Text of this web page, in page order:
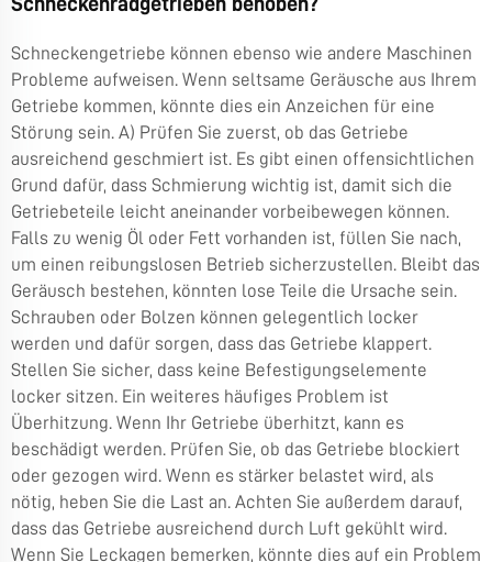
Schneckengetriebe können ebenso wie andere Maschinen
Probleme aufweisen. Wenn seltsame Geräusche aus Ihrem
Getriebe kommen, könnte dies ein Anzeichen für eine
Störung sein. A) Prüfen Sie zuerst, ob das Getriebe
ausreichend geschmiert ist. Es gibt einen offensichtlichen
Grund dafür, dass Schmierung wichtig ist, damit sich die
Getriebeteile leicht aneinander vorbeibewegen können.
Falls zu wenig Öl oder Fett vorhanden ist, füllen Sie nach,
um einen reibungslosen Betrieb sicherzustellen. Bleibt das
Geräusch bestehen, könnten lose Teile die Ursache sein.
Schrauben oder Bolzen können gelegentlich locker
werden und dafür sorgen, dass das Getriebe klappert.
Stellen Sie sicher, dass keine Befestigungselemente
locker sitzen. Ein weiteres häufiges Problem ist
Überhitzung. Wenn Ihr Getriebe überhitzt, kann es
beschädigt werden. Prüfen Sie, ob das Getriebe blockiert
oder gezogen wird. Wenn es stärker belastet wird, als
nötig, heben Sie die Last an. Achten Sie außerdem darauf,
dass das Getriebe ausreichend durch Luft gekühlt wird.
Wenn Sie Leckagen bemerken, könnte dies auf ein Problem